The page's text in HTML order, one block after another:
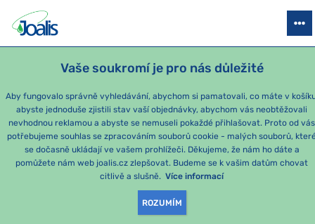
Vaše soukromí je pro nás důležité
Aby fungovalo správně vyhledávání, abychom si pamatovali, co máte v
abyste jednoduše zjistili stav vaší objednávky, abychom vás neobtěžovali
nevhodnou reklamou a abyste se nemuseli pokaždé přihlašovat. Proto od vás
potřebujeme souhlas se zpracováním souborů cookie - malých souborů,
se dočasně ukládají ve vašem prohlížeči. Děkujeme, že nám ho dáte a
pomůžete nám web joalis.cz zlepšovat. Budeme se k vašim datům chovat
citlivě a slušně. Více informací
ROZUMÍM
PRODUKTY PODLE OBTÍŽÍ SEZÓNNÍ BALÍČKY PRO DĚTI
e-shop Joalis PODLE KATEGORIE Joalis komplexy
Joalis komplexy
PRODUKTY PODLE
KATEGORIE:
JOALIS KOMPLEXY